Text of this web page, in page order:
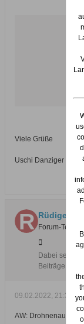
Viele Grüße
Uschi Danziger
Rüdiger S.
Forum-
Dabei seit:
Beiträge:
09.02.2022, 21:31
AW: